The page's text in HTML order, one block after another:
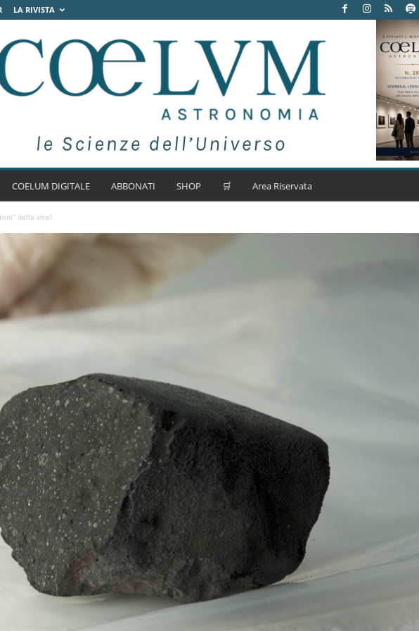
LA RIVISTA
COELUM DIGITALE ABBONATI SHOP 🛒 Area Riservata
della vita?